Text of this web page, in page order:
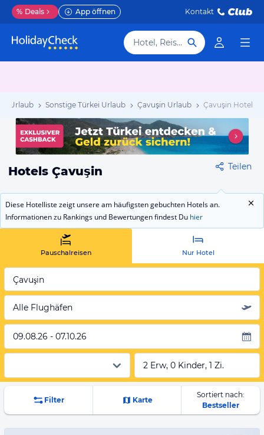
% Deals App öffnen Kontakt
Hotel, Reiseziel
Urlaub Sonstige Türkei Urlaub Çavuşin Urlaub Çavuşin Hotels
Hotels Çavuşin Teilen
Diese Hotelliste zeigt unsere am häufigsten gebuchten Hotels an.
Informationen zu Rankings und Bewertungen findest Du hier
Pauschalreisen Nur Hotel
Çavuşin
Alle Flughäfen
09.08.26 - 07.10.26
2 Erw, 0 Kinder, 1 Zi.
Filter Karte
Sortiert nach:
Bestseller